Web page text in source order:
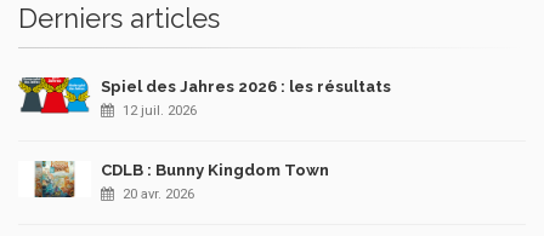
Derniers articles
Spiel des Jahres 2026 : les résultats
12 juil. 2026
CDLB : Bunny Kingdom Town
20 avr. 2026